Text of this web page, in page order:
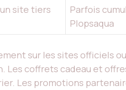
site tiers
Parfois
Plopsaqua
sur les sites officiels
coffrets cadeau et
Les promotions